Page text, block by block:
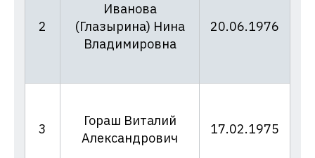
2
Иванова
(Глазырина) Нина
Владимировна
20.06.1976
3
Гораш Виталий
Александрович
17.02.1975